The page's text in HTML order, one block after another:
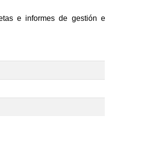
e informes de gestión e